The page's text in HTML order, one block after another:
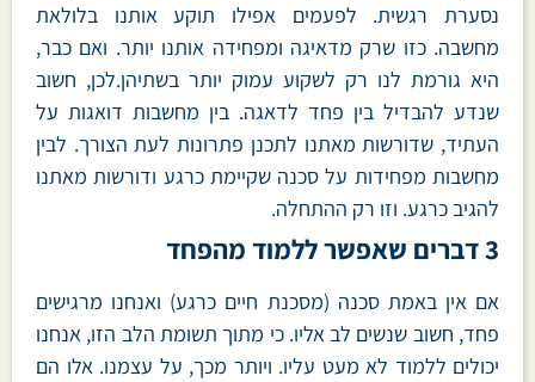
נסערת רגשית. לפעמים אפילו תוקע אותנו בלולאת
מחשבה. כזו שרק מדאיגה ומפחידה אותנו יותר. ואם כבר,
היא גורמת לנו רק לשקוע עמוק יותר בשתיהן.לכן, חשוב
שנדע להבדיל בין פחד לדאגה. בין מחשבות דואגות על
העתיד, שדורשות מאתנו לתכנן פתרונות לעת הצורך. לבין
מחשבות מפחידות על סכנה שקיימת כרגע ודורשות מאתנו
להגיב כרגע. וזו רק ההתחלה.
3 דברים שאפשר ללמוד מהפחד
אם אין באמת סכנה (מסכנת חיים כרגע) ואנחנו מרגישים
פחד, חשוב שנשים לב אליו. כי מתוך תשומת הלב הזו, אנחנו
יכולים ללמוד לא מעט עליו. ויותר מכך, על עצמנו. אלו הם